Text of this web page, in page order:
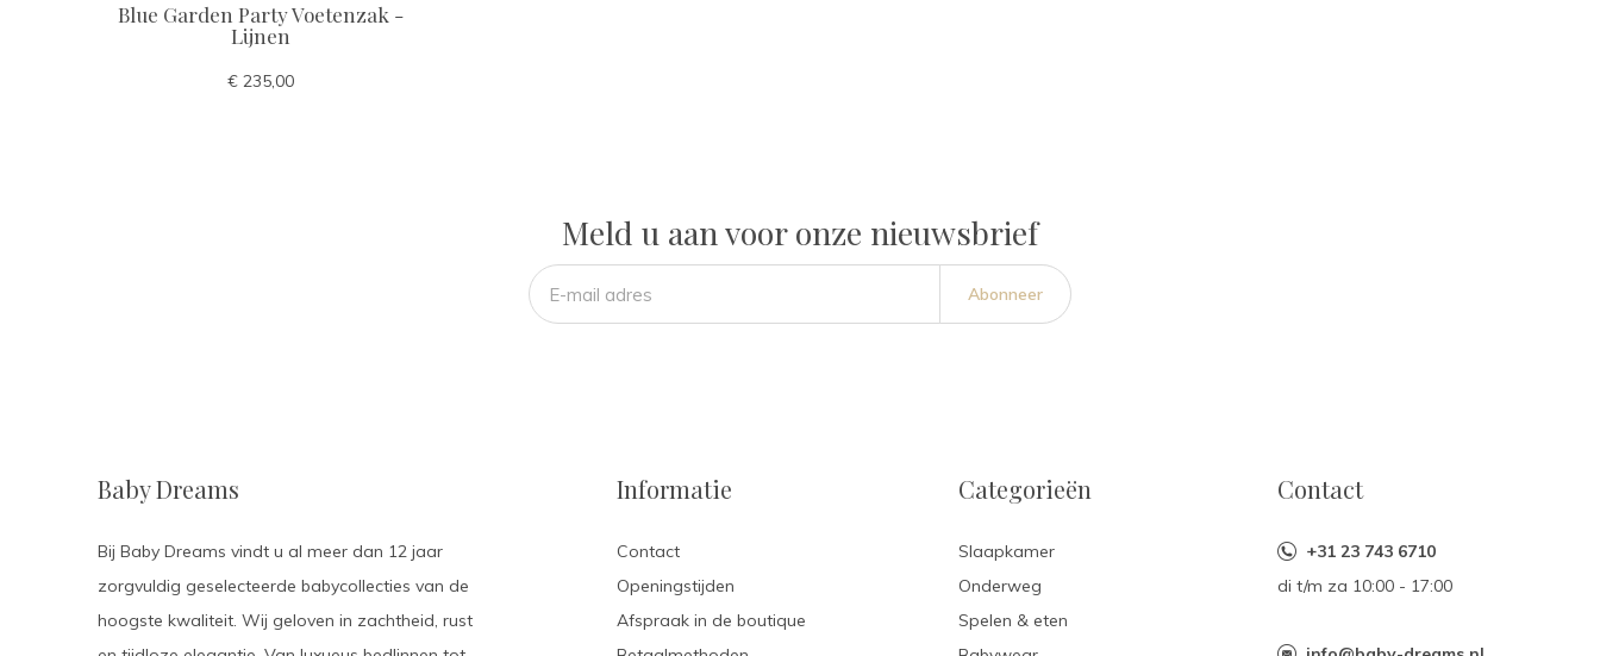
Blue Garden Party Voetenzak -
Lijnen
€ 235,00
Meld u aan voor onze nieuwsbrief
Abonneer
Baby Dreams
Bij Baby Dreams vindt u al meer dan 12 jaar
zorgvuldig geselecteerde babycollecties van de
hoogste kwaliteit. Wij geloven in zachtheid, rust
Informatie
Contact
Openingstijden
Afspraak in de boutique
Categorieën
Slaapkamer
Onderweg
Spelen & eten
Contact
+31 23 743 6710
di t/m za 10:00 - 17:00